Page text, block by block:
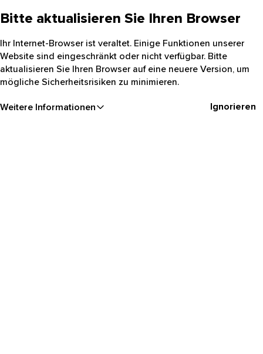
Bitte aktualisieren Sie Ihren Browser
Ihr Internet-Browser ist veraltet. Einige Funktionen unserer
Website sind eingeschränkt oder nicht verfügbar. Bitte
aktualisieren Sie Ihren Browser auf eine neuere Version, um
mögliche Sicherheitsrisiken zu minimieren.
Weitere Informationen Ignorieren